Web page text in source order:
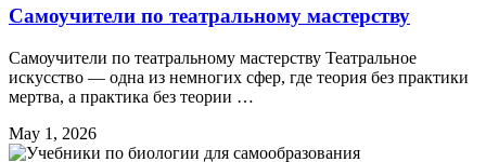
Самоучители по театральному мастерству
Самоучители по театральному мастерству Театральное
искусство — одна из немногих сфер, где теория без практики
мертва, а практика без теории …
May 1, 2026